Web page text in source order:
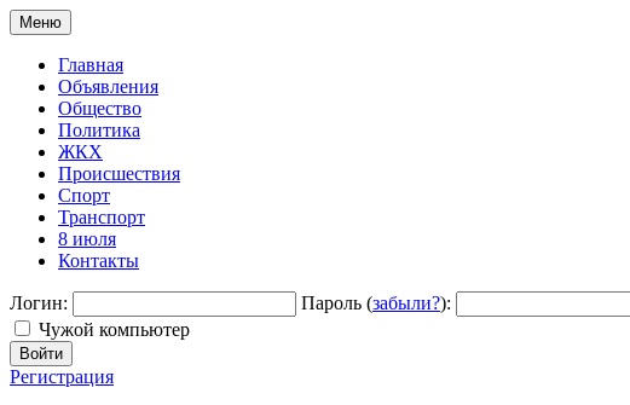
Меню
Главная
Объявления
Общество
Политика
ЖКХ
Происшествия
Спорт
Транспорт
8 июля
Контакты
Логин: Пароль (забыли?):
Чужой компьютер
Войти
Регистрация